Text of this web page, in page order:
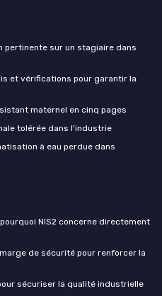
pertinente sur un stagiaire dans
et vérifications pour garantir la
maternel en cinq pages
tolérée dans l'industrie
à eau perdue dans
NIS2 concerne directement
de sécurité pour renforcer la
sécuriser la qualité industrielle